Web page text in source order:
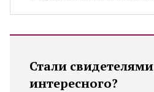
Стали свидетелями
интересного?